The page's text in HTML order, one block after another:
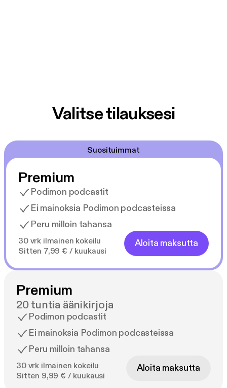
Valitse tilauksesi
Suosituimmat
Premium
Podimon podcastit
Ei mainoksia Podimon podcasteissa
Peru milloin tahansa
30 vrk ilmainen kokeilu
Sitten 7,99 € / kuukausi
Aloita maksutta
Premium
20 tuntia äänikirjoja
Podimon podcastit
Ei mainoksia Podimon podcasteissa
Peru milloin tahansa
30 vrk ilmainen kokeilu
Sitten 9,99 € / kuukausi
Aloita maksutta